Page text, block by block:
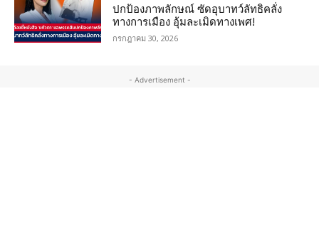
ปกป้องภาพลักษณ์ ซัดอุบาทว์ลัทธิคลั่ง
ทางการเมือง อุ้มละเมิดทางเพศ!
กรกฎาคม 30, 2026
- Advertisement -